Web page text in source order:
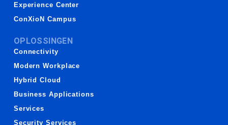
Experience Center
ConXioN Campus
OPLOSSINGEN
Connectivity
Modern Workplace
Hybrid Cloud
Business Applications
Services
Security Services